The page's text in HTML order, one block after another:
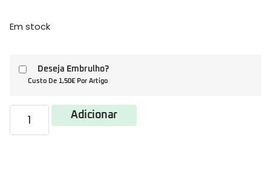
Em stock
Deseja Embrulho?
Custo De 1,50€ Por Artigo
Adicionar